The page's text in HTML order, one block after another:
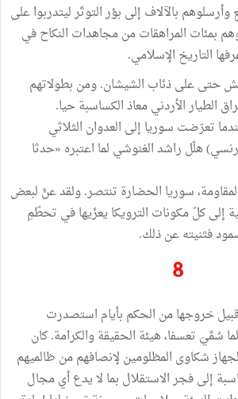
بالآلاف إلى بؤر التوتّر ليتدربوا على
بمئات المراهقات من مجاهدات النكاح في
التاريخ الإسلامي.
حتى على ذئاب الشيشان. ومن بطولاتهم
الطيار الأردني معاذ الكساسبة حيا.
تعرّضت سوريا إلى العدوان الثلاثي
هلّل راشد الغنوشي لما اعتبره «حدثا
سوريا الحضارة تنتصر. ولقد عنَّ لبعض
إلى كلّ مكونات الترويكا يعزّيها في تحطّمِ
فثنيته عن ذلك.
8
ديسمبر 2013 وقبيل خروجها من الحكم بأيام استصدرت
سُمِّيَ تعسفا، هيئة الحقيقة والكرامة. كان
شكاوى المظلومين لإنصافهم من ظالميهم
إلى فجر الاستقلال بما لا يدع أي مجال